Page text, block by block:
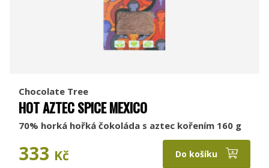
Chocolate Tree
HOT AZTEC SPICE MEXICO
70% horká hořká čokoláda s aztec kořením 160 g
333 Kč Do košíku